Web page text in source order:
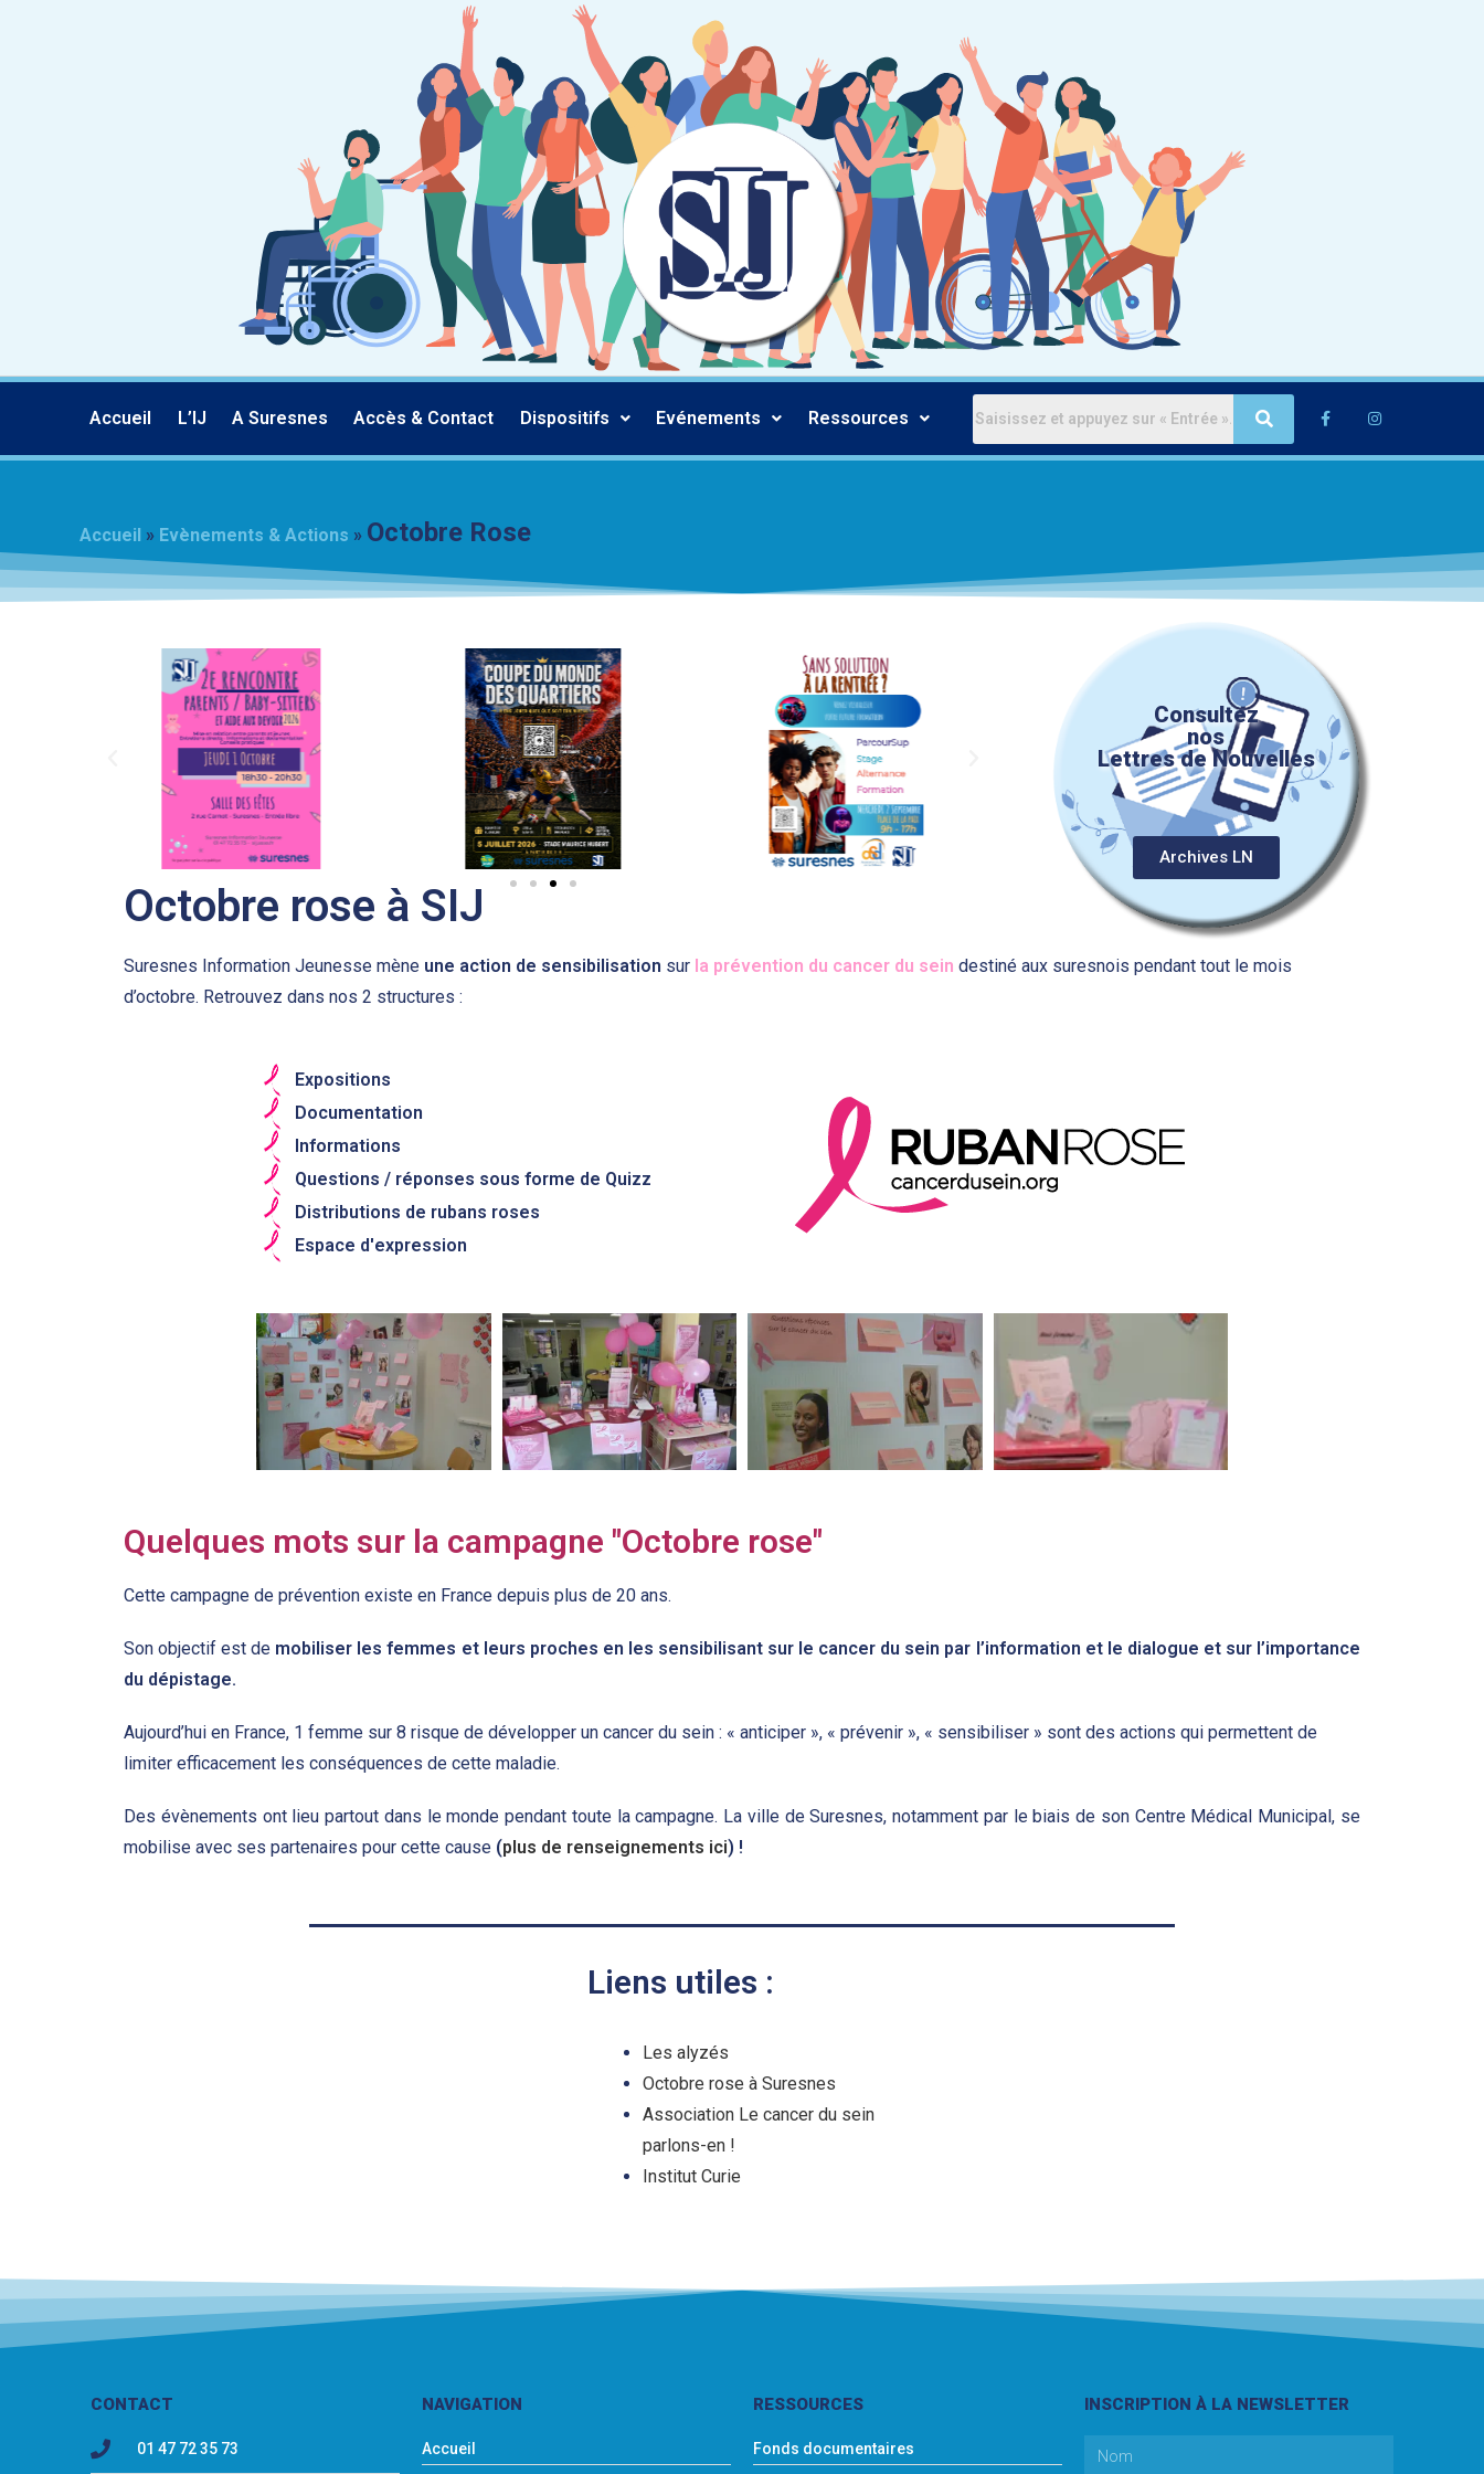
Accueil L’IJ A Suresnes Accès & Contact Dispositifs Evénements Ressources
Accueil » Evènements & Actions » Octobre Rose
Consultez
nos
Lettres de Nouvelles
Archives LN
Octobre rose à SIJ
Suresnes Information Jeunesse mène une action de sensibilisation sur la prévention du cancer du sein destiné aux suresnois pendant tout le mois
d’octobre. Retrouvez dans nos 2 structures :
Expositions
Documentation
Informations
Questions / réponses sous forme de Quizz
Distributions de rubans roses
Espace d'expression
Quelques mots sur la campagne "Octobre rose"
Cette campagne de prévention existe en France depuis plus de 20 ans.
Son objectif est de mobiliser les femmes et leurs proches en les sensibilisant sur le cancer du sein par l’information et le dialogue et sur l’importance
du dépistage.
Aujourd’hui en France, 1 femme sur 8 risque de développer un cancer du sein : « anticiper », « prévenir », « sensibiliser » sont des actions qui permettent de
limiter efficacement les conséquences de cette maladie.
Des évènements ont lieu partout dans le monde pendant toute la campagne. La ville de Suresnes, notamment par le biais de son Centre Médical Municipal, se
mobilise avec ses partenaires pour cette cause (plus de renseignements ici) !
Liens utiles :
Les alyzés
Octobre rose à Suresnes
Association Le cancer du sein
parlons-en !
Institut Curie
CONTACT
01 47 72 35 73
NAVIGATION
Accueil
RESSOURCES
Fonds documentaires
INSCRIPTION À LA NEWSLETTER